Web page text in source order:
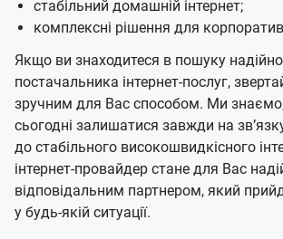
стабільний домашній інтернет;
комплексні рішення для
Якщо ви знаходитеся в пошуку
постачальника інтернет-послуг,
зручним для Вас способом. Ми
сьогодні залишатися завжди на
до стабільного високошвидкісного
інтернет-провайдер стане для Вас
відповідальним партнером, який
у будь-якій ситуації.